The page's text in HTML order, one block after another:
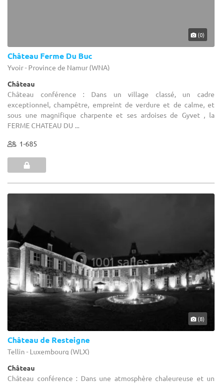
(0)
Château Ferme Du Buc
Yvoir - Province de Namur (WNA)
Château
Château conférence : Dans un village classé, un cadre
exceptionnel, champêtre, empreint de verdure et de calme, et
sous une magnifique charpente et ses ardoises de Gyvet , la
FERME CHATEAU DU ...
1-685
(8)
Château de Resteigne
Tellin - Luxembourg (WLX)
Château
Château conférence : Dans une atmosphère chaleureuse et un